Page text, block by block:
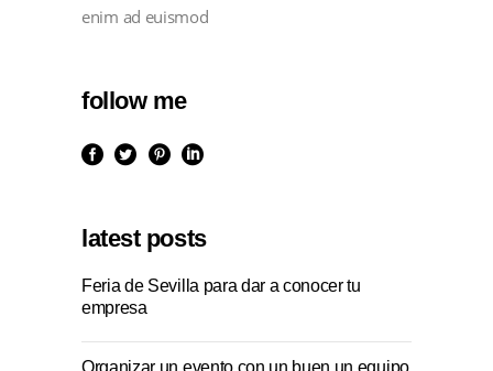
enim ad euismod
follow me
latest posts
Feria de Sevilla para dar a conocer tu
empresa
Organizar un evento con un buen un equipo